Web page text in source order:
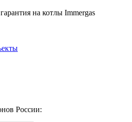
на котлы Immergas
России: